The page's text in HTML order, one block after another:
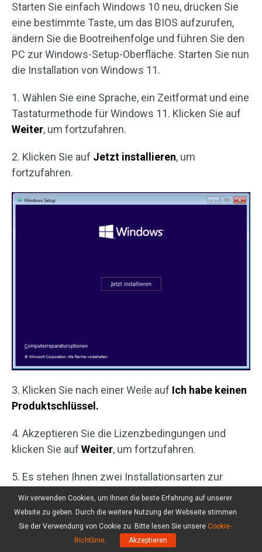
Starten Sie einfach Windows 10 neu, drücken Sie
eine bestimmte Taste, um das BIOS aufzurufen,
ändern Sie die Bootreihenfolge und führen Sie den
PC zur Windows-Setup-Oberfläche. Starten Sie nun
die Installation von Windows 11.
1. Wählen Sie eine Sprache, ein Zeitformat und eine
Tastaturmethode für Windows 11. Klicken Sie auf
Weiter, um fortzufahren.
2. Klicken Sie auf Jetzt installieren, um
fortzufahren.
3. Klicken Sie nach einer Weile auf Ich habe keinen
Produktschlüssel.
4. Akzeptieren Sie die Lizenzbedingungen und
klicken Sie auf Weiter, um fortzufahren.
5. Es stehen Ihnen zwei Installationsarten zur
Verfügung. Um Windows 10 auf Windows 11 zu
aktualisieren, können Sie auf die erste Option
klicken, um Windows zu installieren und Dateien,
Einstellungen und Anwendungen beizubehalten.
Wir verwenden Cookies, um Ihnen die beste Erfahrung auf unserer
Website zu geben. Durch die weitere Nutzung der Webseite stimmen
Sie der Verwendung von Cookie zu. Bitte lesen Sie unsere Cookie-
Richtlinie. Akzeptieren